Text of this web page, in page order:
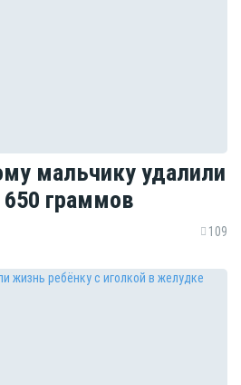
мальчику удалили
граммов
109